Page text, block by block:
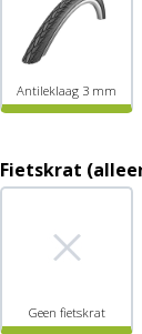
Antileklaag 3 mm
Fietskrat
Geen fietskrat